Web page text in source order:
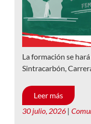
La formación se
Sintracarbón,
Leer más
30 julio, 2026 |